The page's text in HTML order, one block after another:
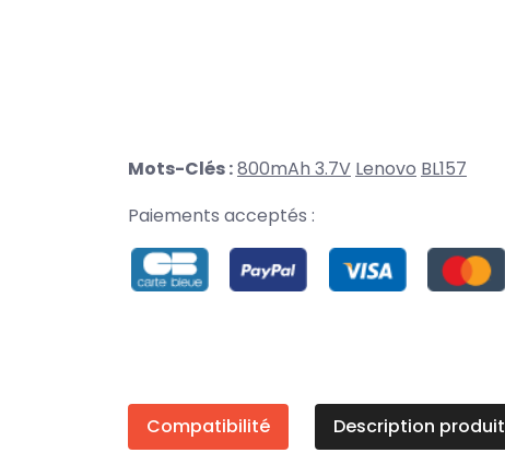
Mots-Clés :800mAh 3.7V Lenovo BL157
Paiements acceptés :
Compatibilité Description produit